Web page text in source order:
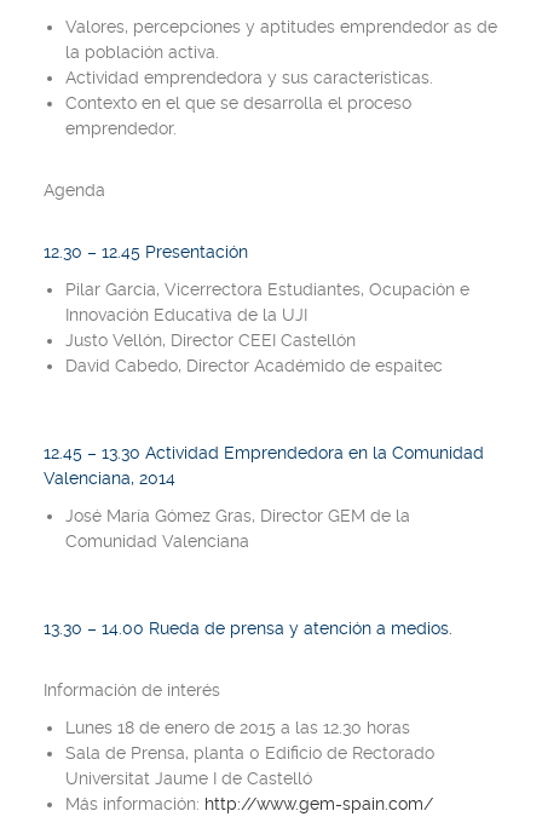
Valores, percepciones y aptitudes emprendedor as de
la población activa.
Actividad emprendedora y sus características.
Contexto en el que se desarrolla el proceso
emprendedor.
Agenda
12.30 – 12.45 Presentación
Pilar García, Vicerrectora Estudiantes, Ocupación e
Innovación Educativa de la UJI
Justo Vellón, Director CEEI Castellón
David Cabedo, Director Académido de espaitec
12.45 – 13.30 Actividad Emprendedora en la Comunidad
Valenciana, 2014
José María Gómez Gras, Director GEM de la
Comunidad Valenciana
13.30 – 14.00 Rueda de prensa y atención a medios.
Información de interés
Lunes 18 de enero de 2015 a las 12.30 horas
Sala de Prensa, planta 0 Edificio de Rectorado
Universitat Jaume I de Castelló
Más información: http://www.gem-spain.com/